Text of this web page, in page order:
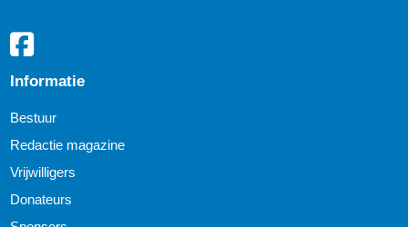
Informatie
Bestuur
Redactie magazine
Vrijwilligers
Donateurs